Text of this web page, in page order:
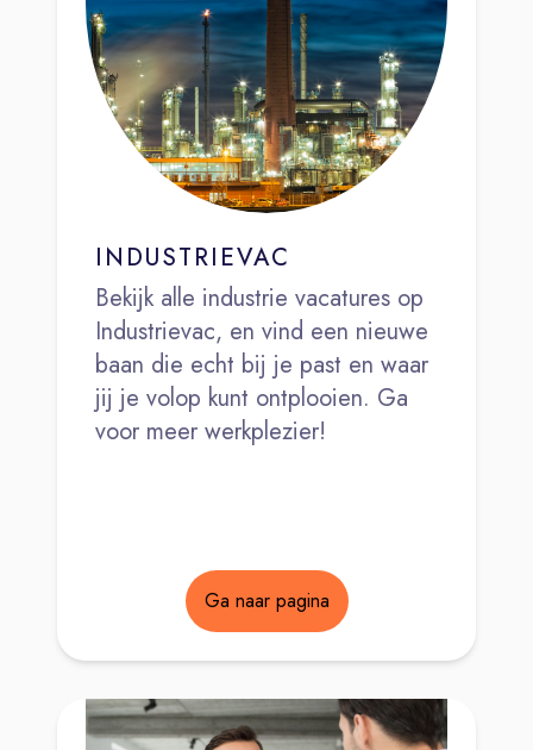
INDUSTRIEVAC
Bekijk alle industrie vacatures op
Industrievac, en vind een nieuwe
baan die echt bij je past en waar
jij je volop kunt ontplooien. Ga
voor meer werkplezier!
Ga naar pagina